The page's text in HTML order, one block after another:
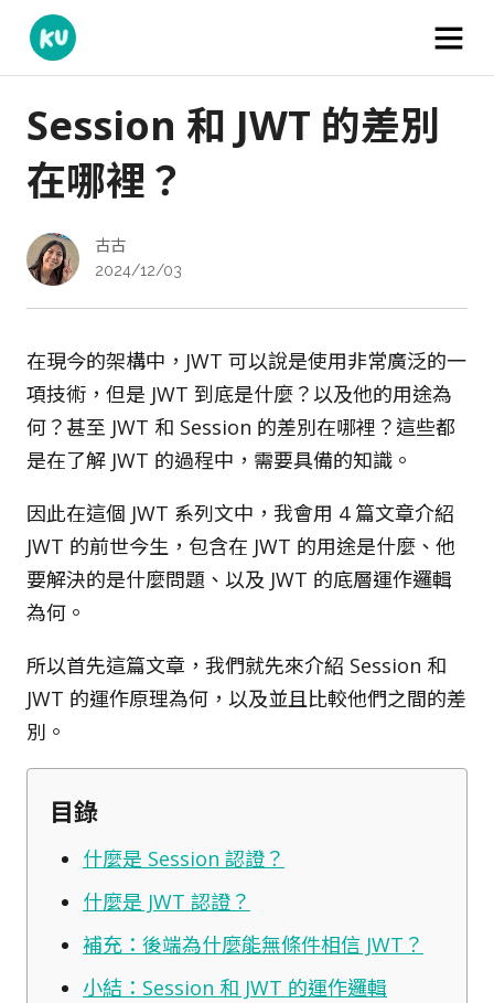
Session 和 JWT 的差別
在哪裡？
古古
2024/12/03
在現今的架構中，JWT 可以說是使用非常廣泛的一
項技術，但是 JWT 到底是什麼？以及他的用途為
何？甚至 JWT 和 Session 的差別在哪裡？這些都
是在了解 JWT 的過程中，需要具備的知識。
因此在這個 JWT 系列文中，我會用 4 篇文章介紹
JWT 的前世今生，包含在 JWT 的用途是什麼、他
要解決的是什麼問題、以及 JWT 的底層運作邏輯
為何。
所以首先這篇文章，我們就先來介紹 Session 和
JWT 的運作原理為何，以及並且比較他們之間的差
別。
目錄
什麼是 Session 認證？
什麼是 JWT 認證？
補充：後端為什麼能無條件相信 JWT？
小結：Session 和 JWT 的運作邏輯